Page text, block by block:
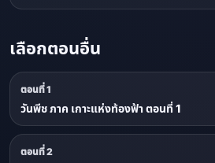
เลือกตอนอื่น
ตอนที่ 1
วันพีช ภาค เกาะแห่งท้องฟ้า ตอนที่ 1
ตอนที่ 2